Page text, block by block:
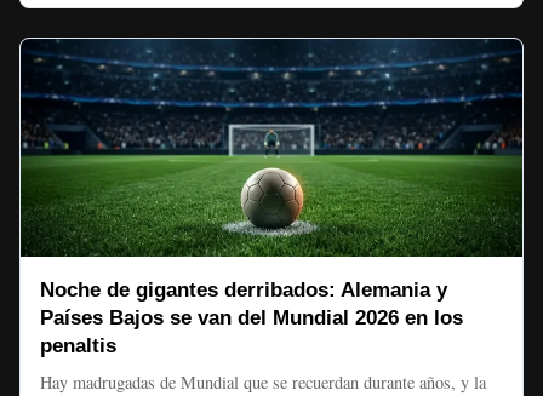
Noche de gigantes derribados: Alemania y
Países Bajos se van del Mundial 2026 en los
penaltis
Hay madrugadas de Mundial que se recuerdan durante años, y la